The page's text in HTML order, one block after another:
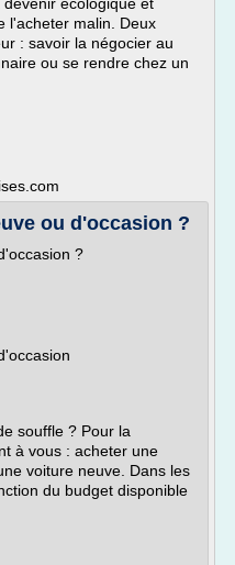
l'acheter malin. Deux
: savoir la négocier au
ou se rendre chez un
ou d'occasion ?
?
souffle ? Pour la
à vous : acheter une
voiture neuve. Dans les
du budget disponible